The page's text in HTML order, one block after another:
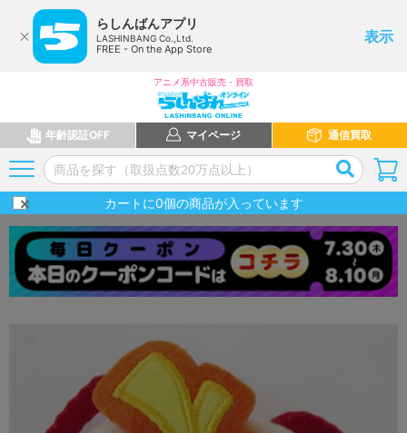
らしんばんアプリ
LASHINBANG Co.,Ltd.
FREE - On the App Store
表示
アニメ系中古販売・買取
年齢認証OFF マイページ 通信買取
カートに0個の商品が入っています